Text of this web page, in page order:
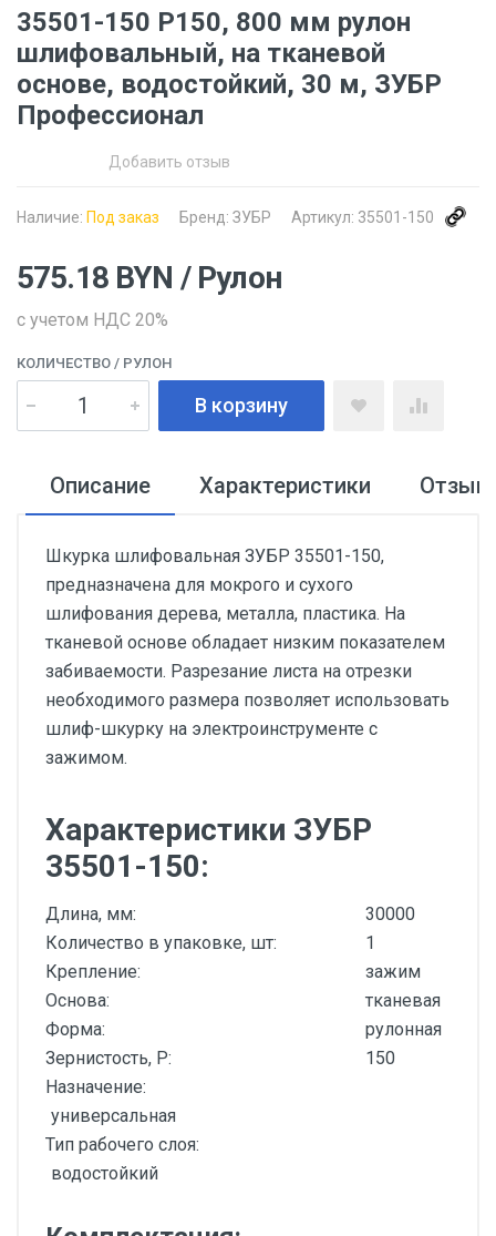
35501-150 Р150, 800 мм рулон
шлифовальный, на тканевой
основе, водостойкий, 30 м, ЗУБР
Профессионал
Добавить отзыв
Наличие: Под заказ Бренд: ЗУБР Артикул: 35501-150
575.18 BYN / Рулон
с учетом НДС 20%
КОЛИЧЕСТВО / РУЛОН
В корзину
Описание Характеристики
Шкурка шлифовальная ЗУБР 35501-150,
предназначена для мокрого и сухого
шлифования дерева, металла, пластика. На
тканевой основе обладает низким показателем
забиваемости. Разрезание листа на отрезки
необходимого размера позволяет использовать
шлиф-шкурку на электроинструменте с
зажимом.
Характеристики ЗУБР
35501-150:
Длина, мм:
30000
Количество в упаковке, шт:
1
Крепление:
зажим
Основа:
тканевая
Форма:
рулонная
Зернистость, P:
150
Назначение:
универсальная
Тип рабочего слоя:
водостойкий